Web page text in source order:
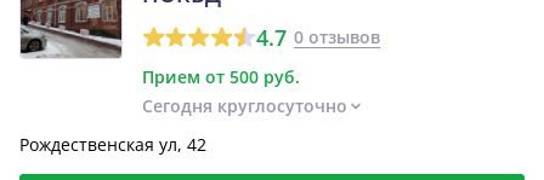
4.7 0 отзывов
Прием от 500 руб.
Сегодня круглосуточно
Рождественская ул, 42